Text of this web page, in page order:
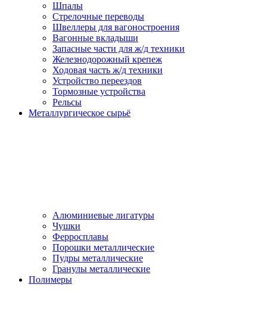
Шпалы
Стрелочные переводы
Швеллеры для вагоностроения
Вагонные вкладыши
Запасные части для ж/д техники
Железнодорожный крепеж
Ходовая часть ж/д техники
Устройство переездов
Тормозные устройства
Рельсы
Металлургическое сырьё
Алюминиевые лигатуры
Чушки
Ферросплавы
Порошки металлические
Пудры металлические
Гранулы металлические
Полимеры